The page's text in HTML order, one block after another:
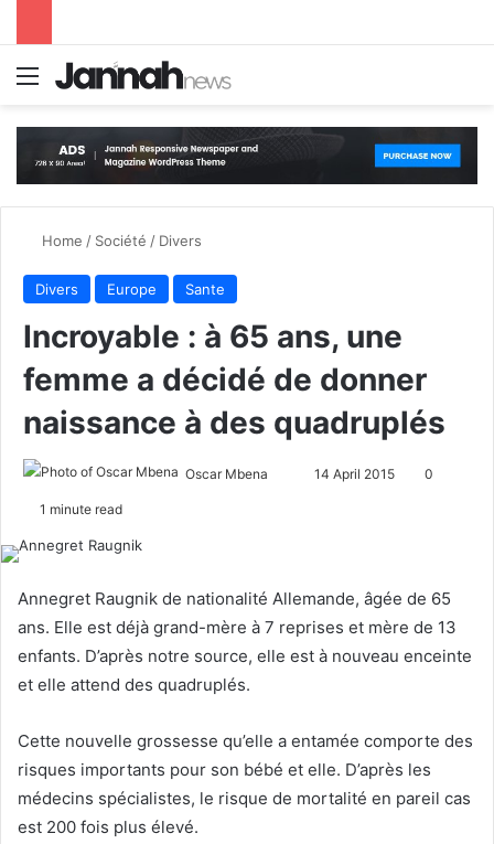
Menu
Home / Société / Divers
Divers Europe Sante
Incroyable : à 65 ans, une
femme a décidé de donner
naissance à des quadruplés
Oscar Mbena
n
e
m
l
14 April 2015 0
1 minute read
Annegret Raugnik de nationalité Allemande, âgée de 65
ans. Elle est déjà grand-mère à 7 reprises et mère de 13
enfants. D’après notre source, elle est à nouveau enceinte
et elle attend des quadruplés.
Cette nouvelle grossesse qu’elle a entamée comporte des
risques importants pour son bébé et elle. D’après les
médecins spécialistes, le risque de mortalité en pareil cas
est 200 fois plus élevé.